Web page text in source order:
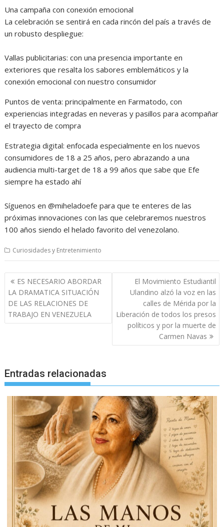
Una campaña con conexión emocional
La celebración se sentirá en cada rincón del país a través de
un robusto despliegue:
Vallas publicitarias: con una presencia importante en
exteriores que resalta los sabores emblemáticos y la
conexión emocional con nuestro consumidor
Puntos de venta: principalmente en Farmatodo, con
experiencias integradas en neveras y pasillos para acompañar
el trayecto de compra
Estrategia digital: enfocada especialmente en los nuevos
consumidores de 18 a 25 años, pero abrazando a una
audiencia multi-target de 18 a 99 años que sabe que Efe
siempre ha estado ahí
Síguenos en @miheladoefe para que te enteres de las
próximas innovaciones con las que celebraremos nuestros
100 años siendo el helado favorito del venezolano.
Curiosidades y Entretenimiento
Navegación
de
entradas
ES NECESARIO ABORDAR
LA DRAMATICA SITUACIÓN
DE LAS RELACIONES DE
TRABAJO EN VENEZUELA
El Movimiento Estudiantil
Ulandino alzó la voz en las
calles de Mérida por la
Liberación de todos los presos
políticos y por la muerte de
Carmen Navas
Entradas relacionadas